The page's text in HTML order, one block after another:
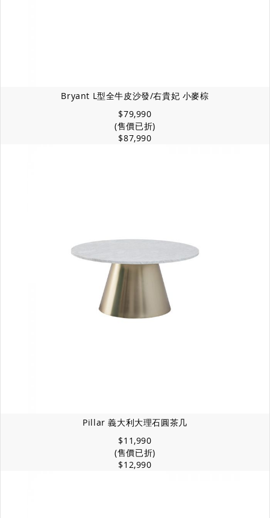
Bryant L型全牛皮沙發/右貴妃 小麥棕
$79,990
(售價已折)
$87,990
Pillar 義大利大理石圓茶几
$11,990
(售價已折)
$12,990